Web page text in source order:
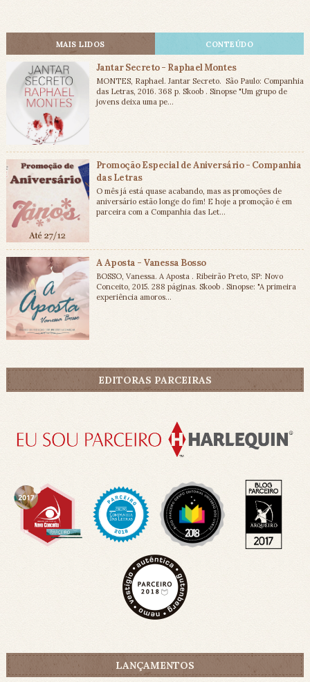
MAIS LIDOS CONTEÚDO
Jantar Secreto - Raphael Montes
MONTES, Raphael. Jantar Secreto. São Paulo: Companhia
das Letras, 2016. 368 p. Skoob . Sinopse "Um grupo de
jovens deixa uma pe...
Promoção Especial de Aniversário - Companhia
das Letras
O mês já está quase acabando, mas as promoções de
aniversário estão longe do fim! E hoje a promoção é em
parceira com a Companhia das Let...
A Aposta - Vanessa Bosso
BOSSO, Vanessa. A Aposta . Ribeirão Preto, SP: Novo
Conceito, 2015. 288 páginas. Skoob . Sinopse: "A primeira
experiência amoros...
EDITORAS PARCEIRAS
LANÇAMENTOS